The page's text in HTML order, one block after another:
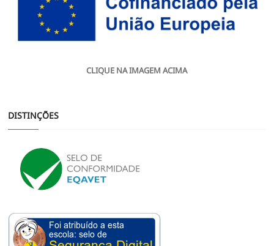
CLIQUE NA IMAGEM ACIMA
DISTINÇÕES